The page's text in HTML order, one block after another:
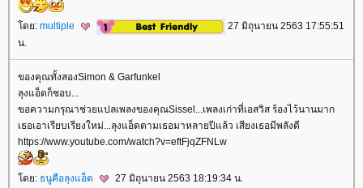
ดย: multiple
27 มิถุนายน 2563 17:55:51
น.
ของคุณทั้งสองSimon & Garfunkel
ลุงแอ็ดก็ชอบ...
ขอความกรุณาช่วยแปลเพลงของคุณSissel...เพลงเก่าที่เอสวิส ร้องไว้นานมาก
เธอเอาเรียบเรียงใหม่...ลุงแอ็ดตามเธอมาหลายปีแล้ว เสียงเธอมีพลังดี
https://www.youtube.com/watch?v=eftFjqZFNLw
ดย: ธนูคือลุงแอ็ด 27 มิถุนายน 2563 18:19:34 น.